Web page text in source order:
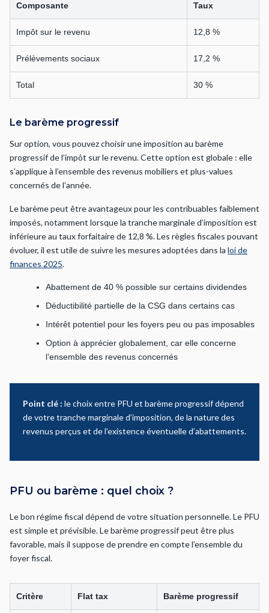
Composante Taux
Impôt sur le revenu 12,8 %
Prélèvements sociaux 17,2 %
Total 30 %
Le barème progressif
Sur option, vous pouvez choisir une imposition au barème
progressif de l’impôt sur le revenu. Cette option est globale : elle
s’applique à l’ensemble des revenus mobiliers et plus-values
concernés de l’année.
Le barème peut être avantageux pour les contribuables faiblement
imposés, notamment lorsque la tranche marginale d’imposition est
inférieure au taux forfaitaire de 12,8 %. Les règles fiscales pouvant
évoluer, il est utile de suivre les mesures adoptées dans la loi de
finances 2025.
Abattement de 40 % possible sur certains dividendes
Déductibilité partielle de la CSG dans certains cas
Intérêt potentiel pour les foyers peu ou pas imposables
Option à apprécier globalement, car elle concerne
l’ensemble des revenus concernés
Point clé : le choix entre PFU et barème progressif dépend
de votre tranche marginale d’imposition, de la nature des
revenus perçus et de l’existence éventuelle d’abattements.
PFU ou barème : quel choix ?
Le bon régime fiscal dépend de votre situation personnelle. Le PFU
est simple et prévisible. Le barème progressif peut être plus
favorable, mais il suppose de prendre en compte l’ensemble du
foyer fiscal.
Critère Flat tax Barème progressif